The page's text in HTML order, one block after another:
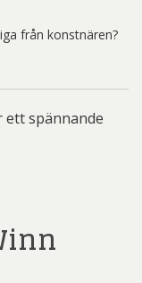
från konstnären?
ett spännande